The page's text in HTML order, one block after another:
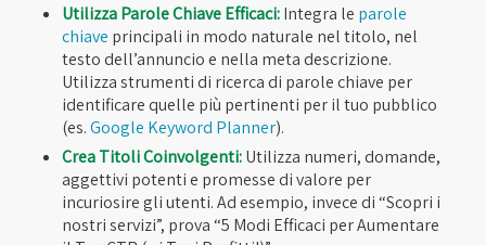
Utilizza Parole Chiave Efficaci:Integra le parole
chiave principali in modo naturale nel titolo, nel
testo dell’annuncio e nella meta descrizione.
Utilizza strumenti di ricerca di parole chiave per
identificare quelle più pertinenti per il tuo pubblico
(es.Google Keyword Planner).
Crea Titoli Coinvolgenti:Utilizza numeri, domande,
aggettivi potenti e promesse di valore per
incuriosire gli utenti. Ad esempio, invece di “Scopri i
nostri servizi”, prova “5 Modi Efficaci per Aumentare